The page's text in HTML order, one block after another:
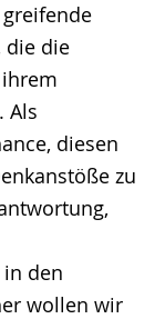
die die
Als
diesen
zu
den
wollen wir